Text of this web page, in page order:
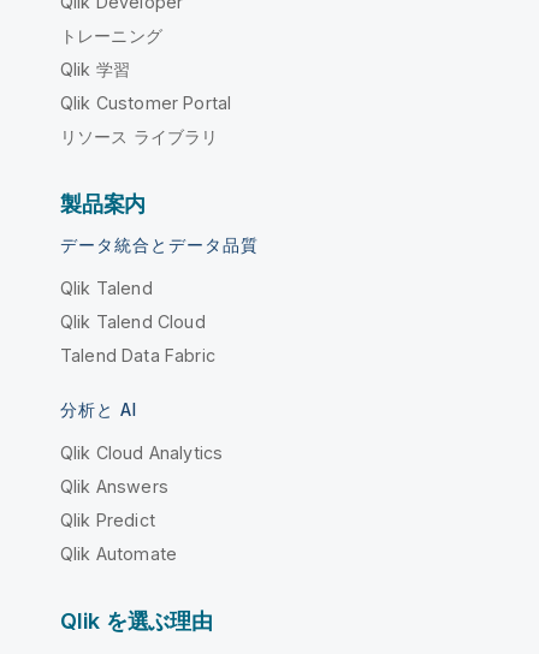
トレーニング
Qlik 学習
Qlik Customer Portal
リソース ライブラリ
製品案内
データ統合とデータ品質
Qlik Talend
Qlik Talend Cloud
Talend Data Fabric
分析と AI
Qlik Cloud Analytics
Qlik Answers
Qlik Predict
Qlik Automate
Qlik を選ぶ理由